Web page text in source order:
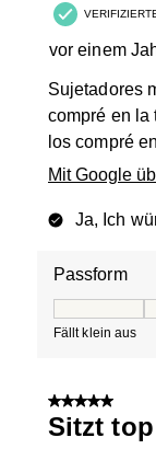
vor einem
Sujetadores
compré en la
los compré
Mit Google
Ja, Ich
Passform
Fällt klein aus
5 von 5
Sitzt top